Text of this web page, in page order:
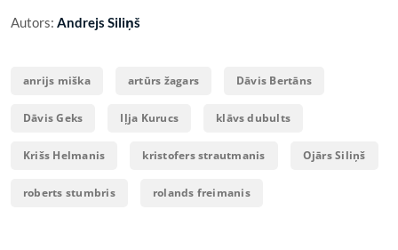
Autors: Andrejs Siliņš
anrijs miška artūrs žagars Dāvis Bertāns
Dāvis Geks Iļja Kurucs klāvs dubults
Krišs Helmanis kristofers strautmanis Ojārs Siliņš
roberts stumbris rolands freimanis